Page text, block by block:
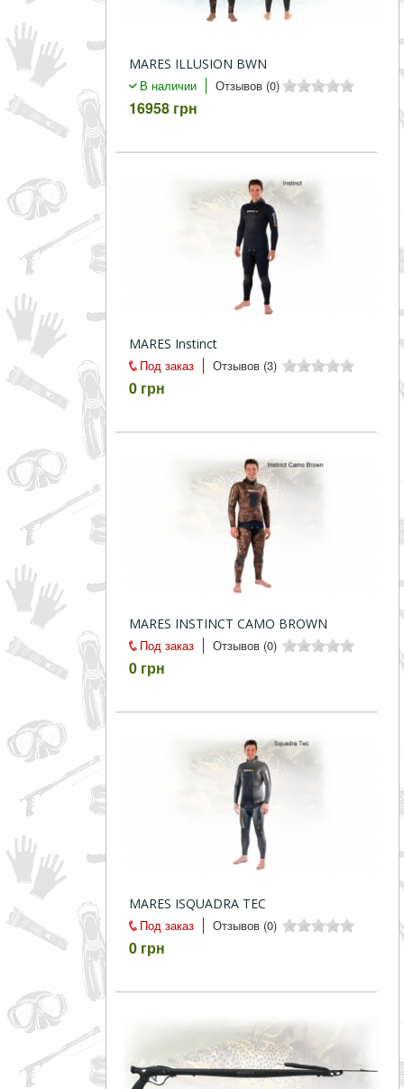
MARES ILLUSION BWN
В наличии
Отзывов (0)
16958 грн
MARES Instinct
Под заказ
Отзывов (3)
0 грн
MARES INSTINCT CAMO BROWN
Под заказ
Отзывов (0)
0 грн
MARES ISQUADRA TEC
Под заказ
Отзывов (0)
0 грн